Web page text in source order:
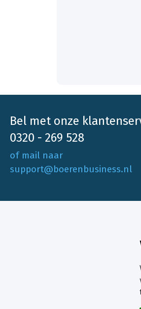
Bel met onze
0320 - 269 528
of mail naar
support@boerenbusiness.nl
Boerenbusiness is je partner op
van onafhankelijke en betrouwbare
marktinformatie en -data. Elke